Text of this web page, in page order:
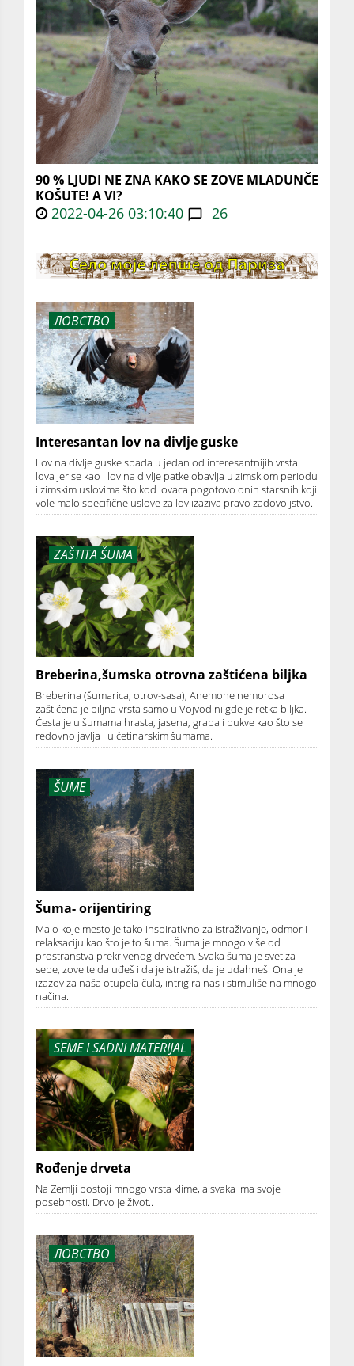
90 % LJUDI NE ZNA KAKO SE ZOVE MLADUNČE
KOŠUTE! A VI?
2022-04-26 03:10:40 26
ЛОВСТВО
Interesantan lov na divlje guske
Lov na divlje guske spada u jedan od interesantnijih vrsta
lova jer se kao i lov na divlje patke obavlja u zimskiom periodu
i zimskim uslovima što kod lovaca pogotovo onih starsnih koji
vole malo specifične uslove za lov izaziva pravo zadovoljstvo.
ZAŠTITA ŠUMA
Breberina,šumska otrovna zaštićena biljka
Breberina (šumarica, otrov-sasa), Anemone nemorosa
zaštićena je biljna vrsta samo u Vojvodini gde je retka biljka.
Česta je u šumama hrasta, jasena, graba i bukve kao što se
redovno javlja i u četinarskim šumama.
ŠUME
Šuma- orijentiring
Malo koje mesto je tako inspirativno za istraživanje, odmor i
relaksaciju kao što je to šuma. Šuma je mnogo više od
prostranstva prekrivenog drvećem. Svaka šuma je svet za
sebe, zove te da uđeš i da je istražiš, da je udahneš. Ona je
izazov za naša otupela čula, intrigira nas i stimuliše na mnogo
načina.
SEME I SADNI MATERIJAL
Rođenje drveta
Na Zemlji postoji mnogo vrsta klime, a svaka ima svoje
posebnosti. Drvo je život..
ЛОВСТВО